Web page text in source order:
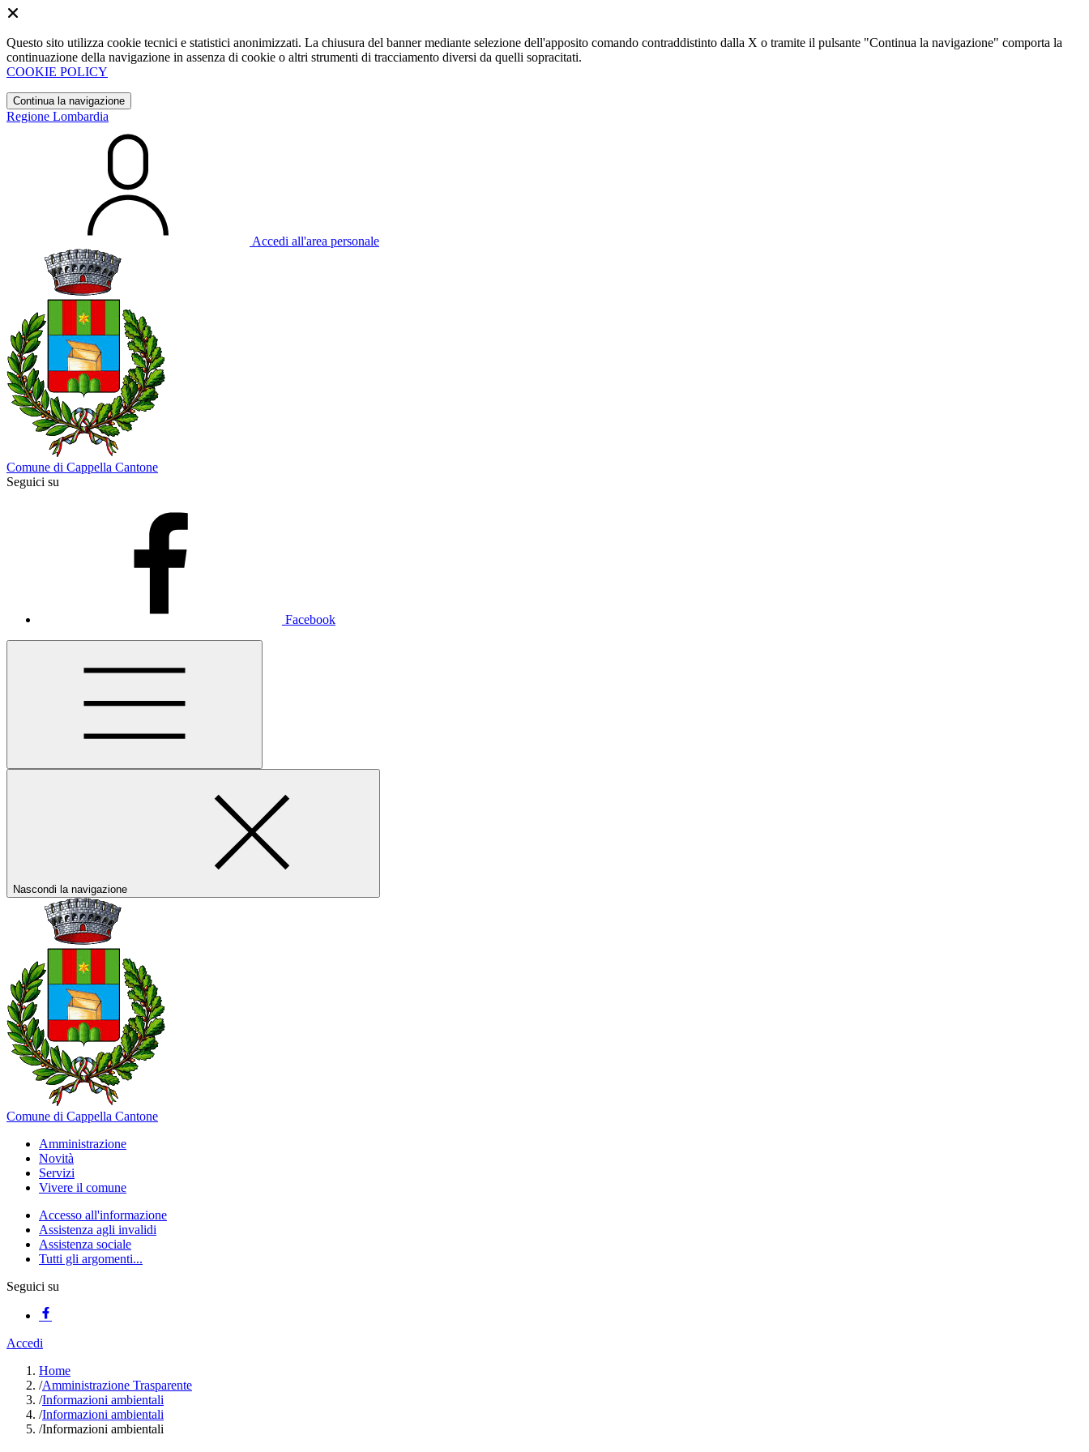
Questo sito utilizza cookie tecnici e statistici anonimizzati. La chiusura del banner mediante selezione dell'apposito comando contraddistinto dalla X o tramite il pulsante "Continua la navigazione" comporta la
continuazione della navigazione in assenza di cookie o altri strumenti di tracciamento diversi da quelli sopracitati.
COOKIE POLICY
Continua la navigazione
Regione Lombardia
Accedi all'area personale
Comune di Cappella Cantone
Seguici su
Facebook
Nascondi la navigazione
Comune di Cappella Cantone
Amministrazione
Novità
Servizi
Vivere il comune
Accesso all'informazione
Assistenza agli invalidi
Assistenza sociale
Tutti gli argomenti...
Seguici su
Accedi
Home
/Amministrazione Trasparente
/Informazioni ambientali
/Informazioni ambientali
/Informazioni ambientali